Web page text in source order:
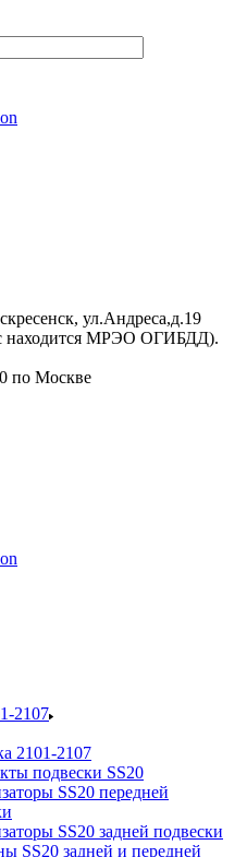
ул.Андреса,д.19
находится МРЭО ОГИБДД).
по Москве
2107
2101-2107
подвески SS20
SS20 передней
SS20 задней подвески
SS20 задней и передней